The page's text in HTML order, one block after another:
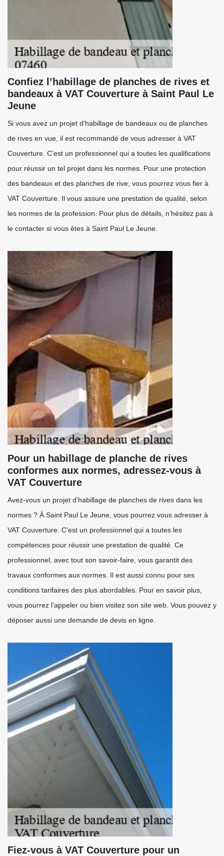
Confiez l’habillage de planches de rives et
bandeaux à VAT Couverture à Saint Paul Le
Jeune
Si vous avez un projet d’habillage de bandeaux ou de planches
de rives en vue, il est recommandé de vous adresser à VAT
Couverture. C’est un professionnel qui a toutes les qualifications
pour réussir un tel projet dans les normes. Pour une protection
des bandeaux et des planches de rive, vous pourrez vous fier à
VAT Couverture. Il vous assure une prestation de qualité, selon
les normes de la profession. Pour plus de détails, n’hésitez pas à
le contacter si vous êtes à Saint Paul Le Jeune.
Pour un habillage de planche de rives
conformes aux normes, adressez-vous à
VAT Couverture
Avez-vous un projet d'habillage de planches de rives dans les
normes ? À Saint Paul Le Jeune, vous pourrez vous adresser à
VAT Couverture. C’est un professionnel qui a toutes les
compétences pour réussir une prestation de qualité. Ce
professionnel, avec tout son savoir-faire, vous garantit des
travaux conformes aux normes. Il est aussi connu pour ses
conditions tarifaires des plus abordables. Pour en savoir plus,
vous pourrez l’appeler ou bien visitez son site web. Vous pouvez y
déposer aussi une demande de devis en ligne.
Fiez-vous à VAT Couverture pour un